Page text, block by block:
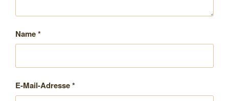
Name*
E-Mail-Adresse*